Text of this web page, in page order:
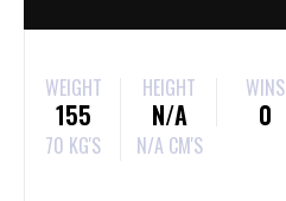
WEIGHT
155
70 KG'S
HEIGHT
N/A
N/A CM'S
WINS
0